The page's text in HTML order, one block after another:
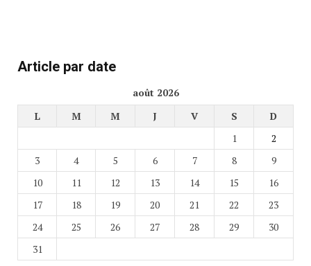
Article par date
août 2026
L
M M J V S
D
1
2
3
4 5 6 7 8
9
10
11 12 13 14 15
16
17
18 19 20 21 22
23
24
25 26 27 28 29
30
31